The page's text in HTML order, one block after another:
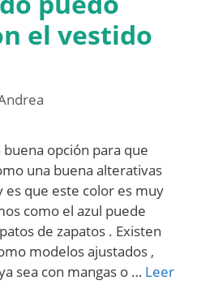
el vestido
buena opción para que
una buena alterativas
es que este color es muy
como el azul puede
de zapatos . Existen
modelos ajustados ,
sea con mangas o … Leer